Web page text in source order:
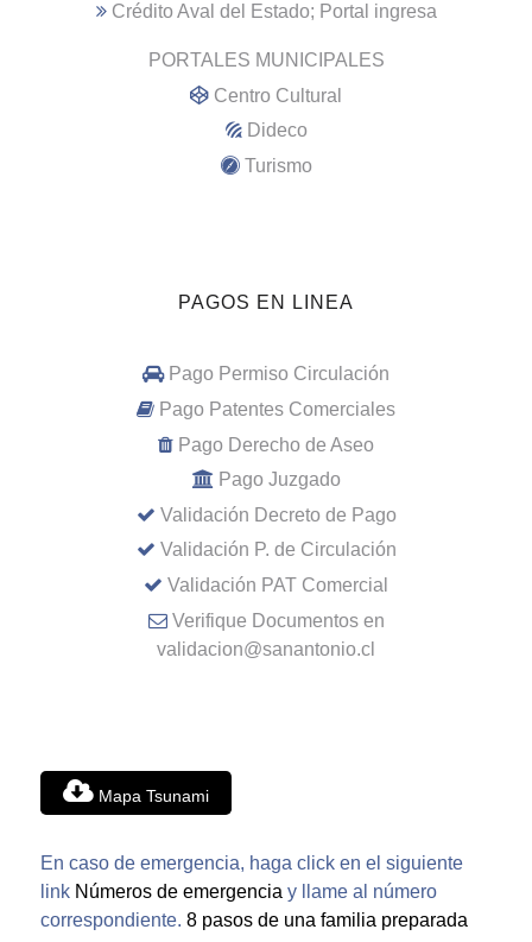
Crédito Aval del Estado; Portal ingresa
PORTALES MUNICIPALES
Centro Cultural
Dideco
Turismo
PAGOS EN LINEA
Pago Permiso Circulación
Pago Patentes Comerciales
Pago Derecho de Aseo
Pago Juzgado
Validación Decreto de Pago
Validación P. de Circulación
Validación PAT Comercial
Verifique Documentos en
validacion@sanantonio.cl
Mapa Tsunami
En caso de emergencia, haga click en el siguiente
link Números de emergencia y llame al número
correspondiente. 8 pasos de una familia preparada